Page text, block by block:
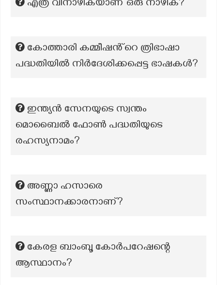
എത്ര വിനാഴികയാണ് ഒരു നാഴിക?
കോത്താരി കമ്മീഷൻ്റെ ത്രിഭാഷാ
പദ്ധതിയിൽ നിർദേശിക്കപ്പെട്ട ഭാഷകൾ?
ഇന്ത്യൻ സേനയുടെ സ്വന്തം
മൊബൈൽ ഫോൺ പദ്ധതിയുടെ
രഹസ്യനാമം?
അണ്ണാ ഹസാരെ
സംസ്ഥാനക്കാരനാണ്?
കേരള ബാംബൂ കോർപറേഷന്റെ
ആസ്ഥാനം?